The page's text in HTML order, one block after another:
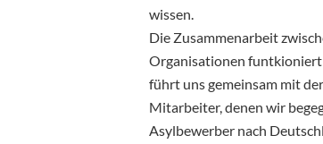
wissen.
Die Zusammenarbeit
Organisationen funtkioniert
führt uns gemeinsam mit
Mitarbeiter, denen wir
Asylbewerber nach